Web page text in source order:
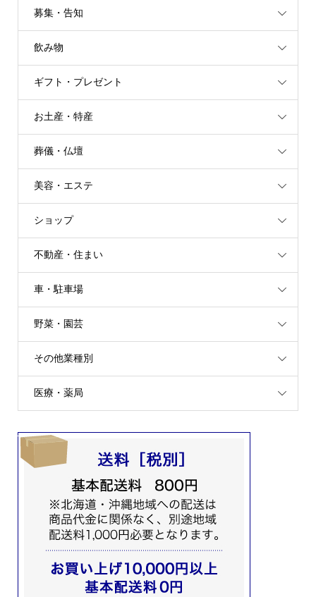
募集・告知
飲み物
ギフト・プレゼント
お土産・特産
葬儀・仏壇
美容・エステ
ショップ
不動産・住まい
車・駐車場
野菜・園芸
その他業種別
医療・薬局